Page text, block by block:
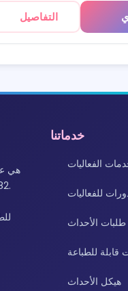
التفاصيل
خدماتنا
الفعاليات
للفعاليات
طلبات الأحداث
للطباعة
هيكل الأحداث